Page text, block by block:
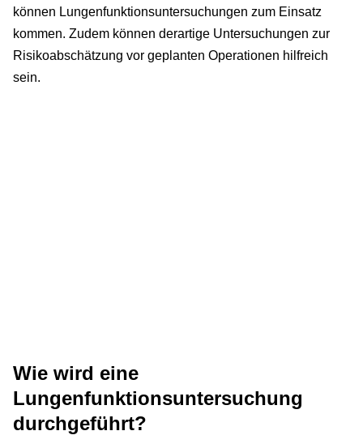
können Lungenfunktionsuntersuchungen zum Einsatz
kommen. Zudem können derartige Untersuchungen zur
Risikoabschätzung vor geplanten Operationen hilfreich
sein.
Wie wird eine
Lungenfunktionsuntersuchung
durchgeführt?